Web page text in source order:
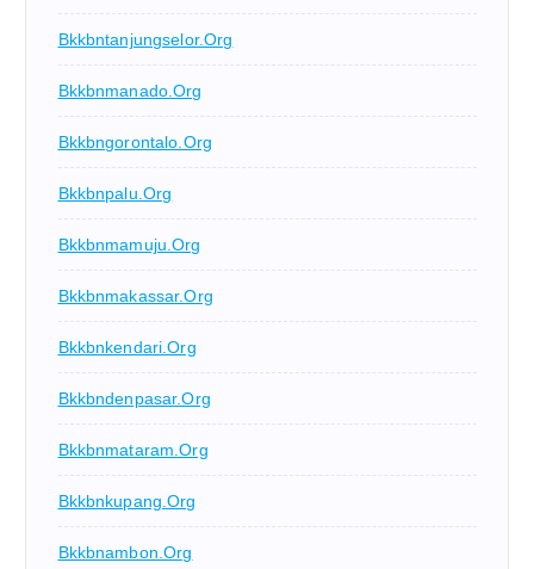
Bkkbntanjungselor.org
Bkkbnmanado.org
Bkkbngorontalo.org
Bkkbnpalu.org
Bkkbnmamuju.org
Bkkbnmakassar.org
Bkkbnkendari.org
Bkkbndenpasar.org
Bkkbnmataram.org
Bkkbnkupang.org
Bkkbnambon.org